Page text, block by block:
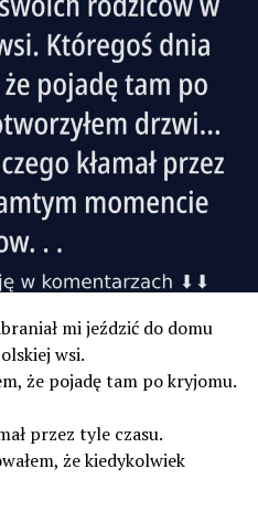
mi jeździć do domu
wsi.
że pojadę tam po kryjomu.
przez tyle czasu.
że kiedykolwiek